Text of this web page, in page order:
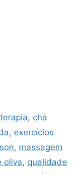
, chá
, exercícios
, massagem
oliva, qualidade